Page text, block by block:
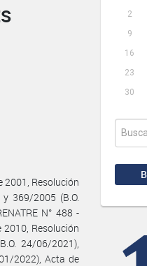
2
9
16
23
30
2001, Resolución
369/2005 (B.O.
N° 488 -
2010, Resolución
24/06/2021),
2022), Acta de